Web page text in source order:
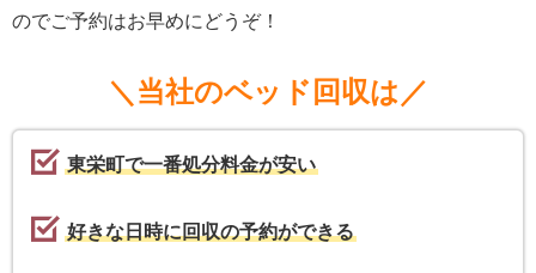
のでご予約はお早めにどうぞ！
＼当社のベッド回収は／
東栄町で一番処分料金が安い
好きな日時に回収の予約ができる